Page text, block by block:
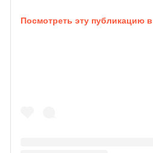
Посмотреть эту публикацию